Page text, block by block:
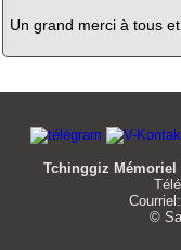
Un grand merci à tous
Tchinggiz Mémoriel
Courriel:
©